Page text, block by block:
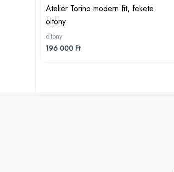
Atelier Torino modern fit, fekete
öltöny
öltöny
196 000 Ft